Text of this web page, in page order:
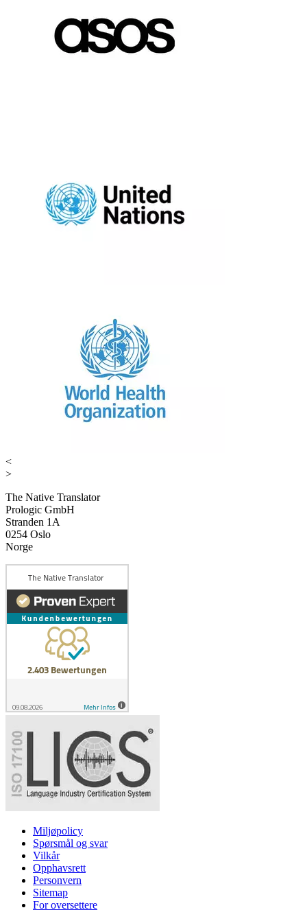
<
>
The Native Translator
Prologic GmbH
Stranden 1A
0254 Oslo
Norge
Miljøpolicy
Spørsmål og svar
Vilkår
Opphavsrett
Personvern
Sitemap
For oversettere